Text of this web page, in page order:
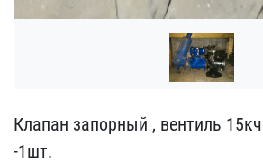
Клапан запорный , вентил​ь
-1шт​.